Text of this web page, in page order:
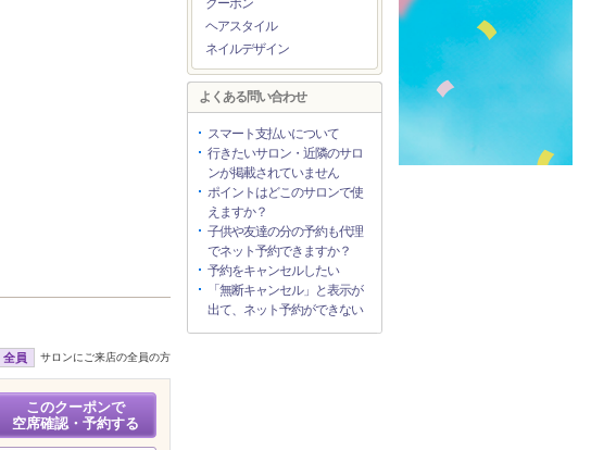
全員 サロンにご来店の全員の方
このクーポンで
空席確認・予約する
クーポン
ヘアスタイル
ネイルデザイン
よくある問い合わせ
スマート支払いについて
行きたいサロン・近隣のサロ
ンが掲載されていません
ポイントはどこのサロンで使
えますか？
子供や友達の分の予約も代理
でネット予約できますか？
予約をキャンセルしたい
「無断キャンセル」と表示が
出て、ネット予約ができない